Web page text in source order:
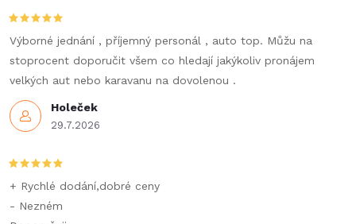
c
í
p
r
k
y
Holeček
29.7.2026
Výborné jednání , příjemný personál , auto top. Můžu na
stoprocent doporučit všem co hledají jakýkoliv pronájem
velkých aut nebo karavanu na dovolenou .
+ Rychlé dodání,dobré ceny
- Nezném